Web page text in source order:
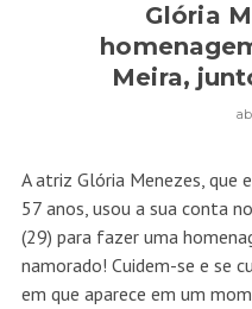
Glória
Meira,
A atriz Glória Menezes, que
57 anos, usou a sua conta
(29) para fazer uma
namorado! Cuidem-se e se
em que aparece em um